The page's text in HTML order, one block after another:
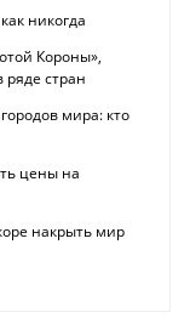
никогда
Короны»,
стран
мира: кто
цены на
накрыть мир